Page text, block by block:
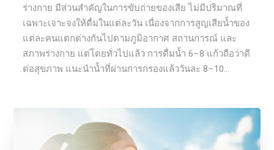
ร่างกาย มีส่วนสำคัญในการขับถ่ายของเสีย ไม่มีปริมาณที่
เฉพาะเจาะจงให้ดื่มในแต่ละวัน เนื่องจากการสูญเสียน้ำของ
แต่ละคนแตกต่างกันไปตามภูมิอากาศ สถานการณ์ และ
สภาพร่างกาย แต่โดยทั่วไปแล้ว การดื่มน้ำ 6–8 แก้วถือว่าดี
ต่อสุขภาพ แนะนำน้ำที่ผ่านการกรองแล้ววันละ 8–10...